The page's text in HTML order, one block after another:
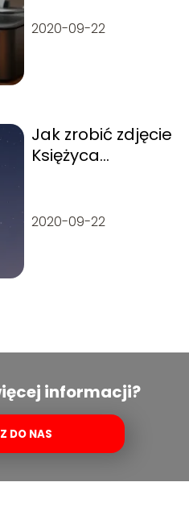
2020-09-22
Jak zrobić zdjęcie
Księżyca
2020-09-22
informacji?
DO NAS